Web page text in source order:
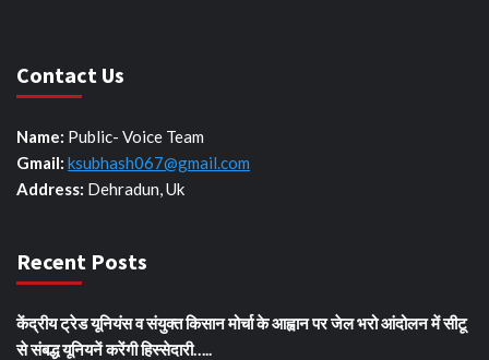
Contact Us
Name: Public- Voice Team
Gmail: ksubhash067@gmail.com
Address: Dehradun, Uk
Recent Posts
केंद्रीय ट्रेड यूनियंस व संयुक्त किसान मोर्चा के आह्वान पर जेल भरो आंदोलन में सीटू
से संबद्ध यूनियनें करेंगी हिस्सेदारी…..